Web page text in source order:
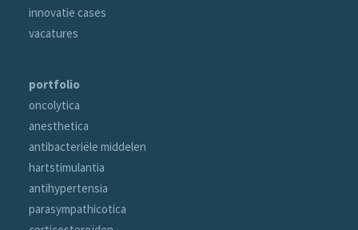
innovatie cases
vacatures
portfolio
oncolytica
anesthetica
antibacteriële middelen
hartstimulantia
antihypertensia
parasympathicotica